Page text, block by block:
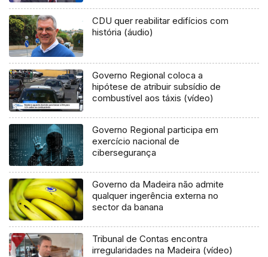
CDU quer reabilitar edifícios com
história (áudio)
Governo Regional coloca a
hipótese de atribuir subsídio de
combustível aos táxis (vídeo)
Governo Regional participa em
exercício nacional de
cibersegurança
Governo da Madeira não admite
qualquer ingerência externa no
sector da banana
Tribunal de Contas encontra
irregularidades na Madeira (vídeo)